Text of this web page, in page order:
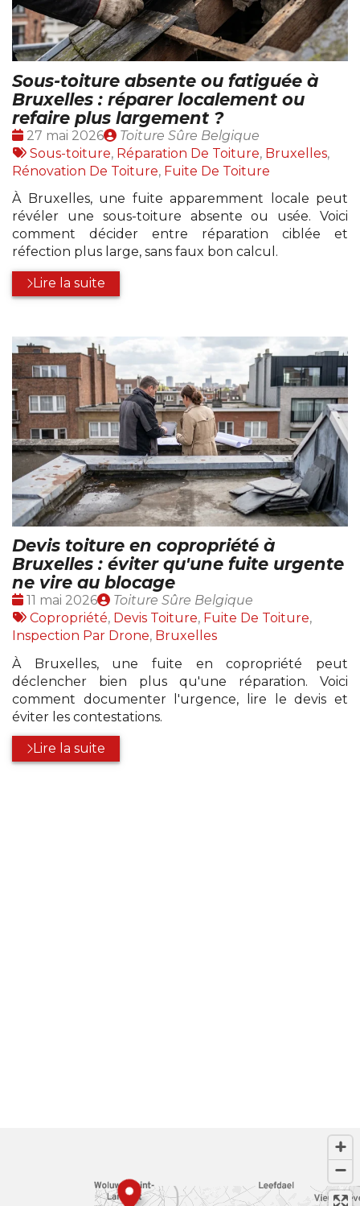
Sous-toiture absente ou fatiguée à
Bruxelles : réparer localement ou
refaire plus largement ?
Date
:
27 mai 2026
Publié
par
Toiture Sûre Belgique
Tags
:
Sous-toiture, Réparation De Toiture, Bruxelles,
Rénovation De Toiture, Fuite De Toiture
À Bruxelles, une fuite apparemment locale peut
révéler une sous-toiture absente ou usée. Voici
comment décider entre réparation ciblée et
réfection plus large, sans faux bon calcul.
Lire la suite
Devis toiture en copropriété à
Bruxelles : éviter qu'une fuite urgente
ne vire au blocage
Date
:
11 mai 2026
Publié
par
Toiture Sûre Belgique
Tags
:
Copropriété, Devis Toiture, Fuite De Toiture,
Inspection Par Drone, Bruxelles
À Bruxelles, une fuite en copropriété peut
déclencher bien plus qu'une réparation. Voici
comment documenter l'urgence, lire le devis et
éviter les contestations.
Lire la suite